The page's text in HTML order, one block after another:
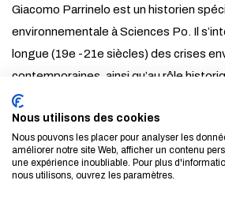
Giacomo Parrinelo est un historien
environnementale à Sciences Po. Il
longue (19e -21e siècles) des crises
contemporaines, ainsi qu’au rôle
des interdépendances des systèmes
actuels portent sur l’histoire des
Avant de rejoindre le Centre d’histoire
Carson Fellow au Rachel Carson
Nous utilisons des cookies
Nous pouvons les placer pour analyser les
améliorer notre site Web, afficher un contenu
une expérience inoubliable. Pour plus
nous utilisons, ouvrez les paramètres.